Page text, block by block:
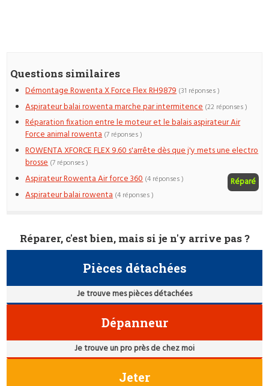
Questions similaires
Démontage Rowenta X Force Flex RH9879 (31 réponses )
Aspirateur balai rowenta marche par intermitence (22 réponses )
Réparation fixation entre le moteur et le balais aspirateur Air
Force animal rowenta (7 réponses )
ROWENTA XFORCE FLEX 9.60 s'arrête dès que j'y mets une electro
brosse (7 réponses )
Aspirateur Rowenta Air force 360 Réparé
(4 réponses )
Aspirateur balai rowenta (4 réponses )
Réparer, c'est bien, mais si je n'y arrive pas ?
Pièces détachées
Je trouve mes pièces détachées
Dépanneur
Je trouve un pro près de chez moi
Jeter